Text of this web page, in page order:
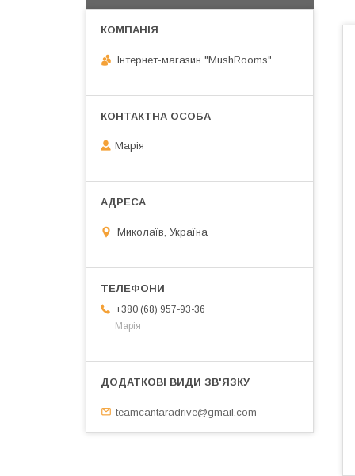
Інтернет-магазин "MushRooms"
Марія
Миколаїв, Україна
+380 (68) 957-93-36
Марія
teamcantaradrive@gmail.com